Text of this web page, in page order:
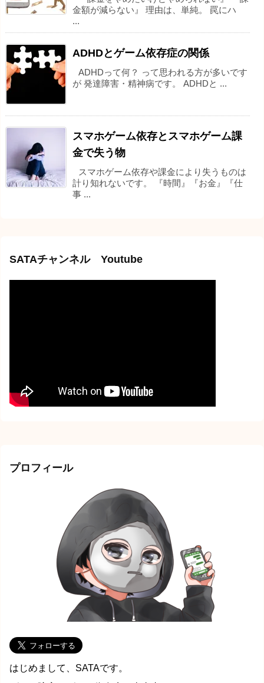
金額が減らない』 理由は、単純。 罠にハ
...
ADHDとゲーム依存症の関係
ADHDって何？ って思われる方が多いです
が 発達障害・精神病です。 ADHDと ...
スマホゲーム依存とスマホゲーム課
金で失う物
スマホゲーム依存や課金により失うものは
計り知れないです。 『時間』『お金』『仕
事 ...
SATAチャンネル Youtube
プロフィール
はじめまして、SATAです。